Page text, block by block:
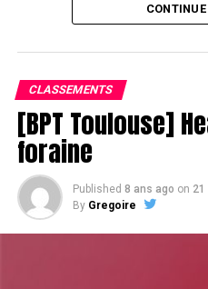
CLASSEMENTS
[BPT Toulouse]
foraine
Published 8 ans ago on 21
By Gregoire